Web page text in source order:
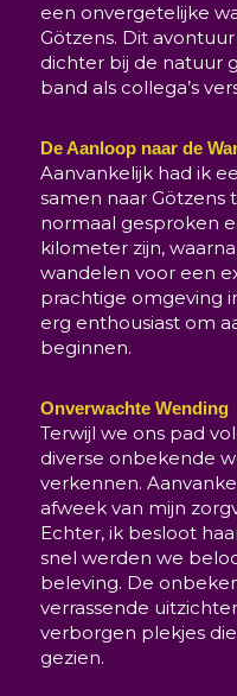
een onvergetelijke
Götzens. Dit
dichter bij de natuur
band als collega’s
De Aanloop naar de
Aanvankelijk had ik
samen naar Götzens
normaal gesproken
kilometer zijn,
wandelen voor een
prachtige omgeving
erg enthousiast om
beginnen.
Onverwachte Wending
Terwijl we ons pad
diverse onbekende
verkennen.
afweek van mijn
Echter, ik besloot
snel werden we
beleving. De
verrassende
verborgen plekjes
gezien.